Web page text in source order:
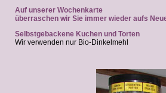
Auf unserer Wochenkarte
überraschen wir Sie immer wieder aufs
Selbstgebackene Kuchen und Torten
Wir verwenden nur Bio-Dinkelmehl